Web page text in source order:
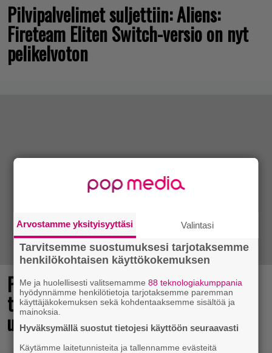
Pilvipalvelimet suljettiin: Aliens:
Fireteam Eliten Switch-versio on nyt
pelikelvoton
Pidetty Mikki Hiiren tähdittämä
tasohyppely julkaistaan syyskuussa
uusille alustoille
Arvostamme yksityisyyttäsi Valintasi
Tarvitsemme suostumuksesi tarjotaksemme
henkilökohtaisen käyttökokemuksen
Me ja huolellisesti valitsemamme88 teknologiakumppania
hyödynnämme henkilötietoja tarjotaksemme paremman
käyttäjäkokemuksen sekä kohdentaaksemme sisältöä ja
mainoksia.
Hyväksymällä suostut tietojesi käyttöön seuraavasti
Käytämme laitetunnisteita ja tallennamme evästeitä